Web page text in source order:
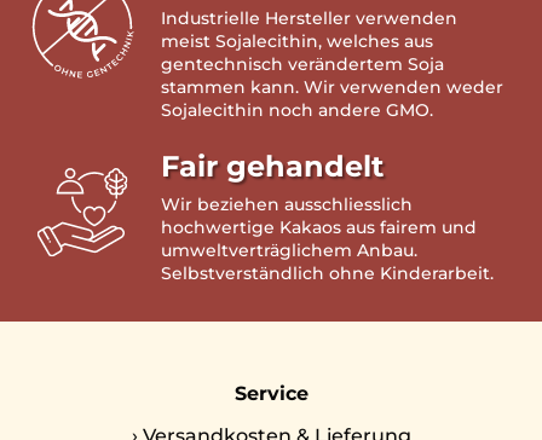
Industrielle Hersteller verwenden
meist Sojalecithin, welches aus
gentechnisch verändertem Soja
stammen kann. Wir verwenden weder
Sojalecithin noch andere GMO.
Fair gehandelt
Wir beziehen ausschliesslich
hochwertige Kakaos aus fairem und
umweltverträglichem Anbau.
Selbstverständlich ohne Kinderarbeit.
Service